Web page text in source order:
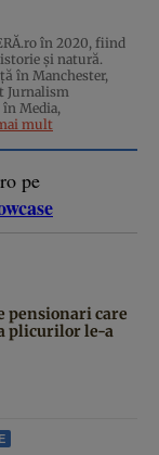
în 2020, fiind
și natură.
în Manchester,
Jurnalism
Media,
mult
pe
pensionari care
plicurilor le-a